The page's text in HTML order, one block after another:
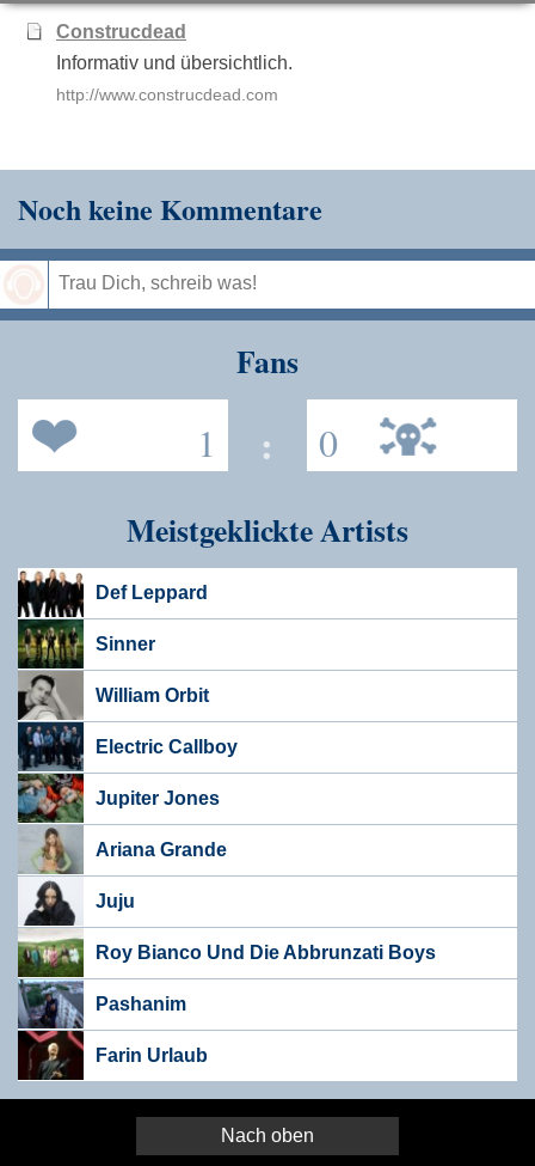
Construcdead
Informativ und übersichtlich.
http://www.construcdead.com
Noch keine Kommentare
Fans
1 : 0
Meistgeklickte Artists
Def Leppard
Sinner
William Orbit
Electric Callboy
Jupiter Jones
Ariana Grande
Juju
Roy Bianco Und Die Abbrunzati Boys
Pashanim
Farin Urlaub
Nach oben